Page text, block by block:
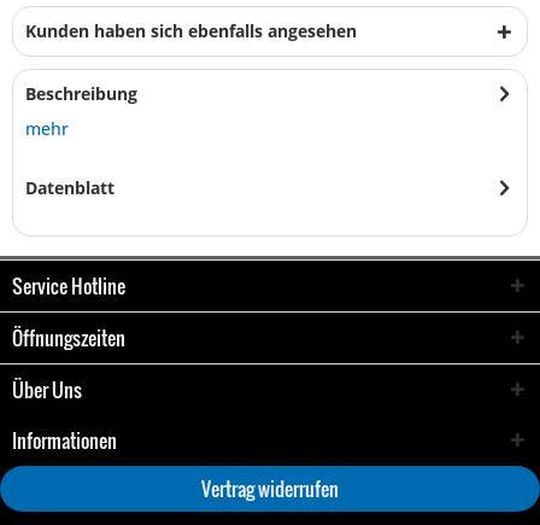
Kunden haben sich ebenfalls angesehen
Beschreibung
mehr
Datenblatt
Service Hotline
Öffnungszeiten
Über Uns
Informationen
Vertrag widerrufen